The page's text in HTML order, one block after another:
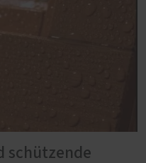
schützende